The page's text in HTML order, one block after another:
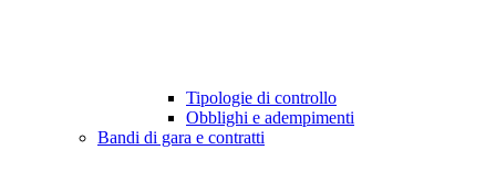
Tipologie di controllo
Obblighi e adempimenti
Bandi di gara e contratti